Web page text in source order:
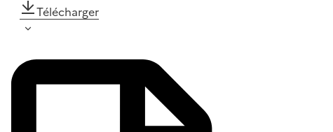
Télécharger